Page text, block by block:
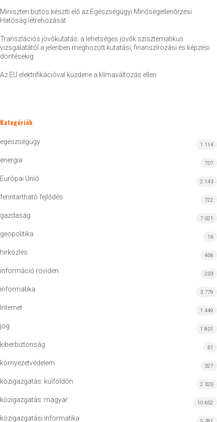
Miniszteri biztos készíti elő az Egészségügyi Minőségellenőrzési
Hatóság létrehozását
Transzlációs jövőkutatás: a lehetséges jövők szisztematikus
vizsgálatától a jelenben meghozott kutatási, finanszírozási és képzési
döntésekig
Az EU elektrifikációval küzdene a klímaváltozás ellen
Kategóriák
egészségügy 1 114
energia 707
Európai Unió 2 143
fenntartható fejlődés 722
gazdaság 7 021
geopolitika 16
hírközlés 406
információ röviden 203
informatika 3 779
Internet 1 449
jog 1 801
kiberbiztonság 61
környezetvédelem 327
közigazgatás: külföldön 2 320
közigazgatás: magyar 10 652
közigazgatási informatika